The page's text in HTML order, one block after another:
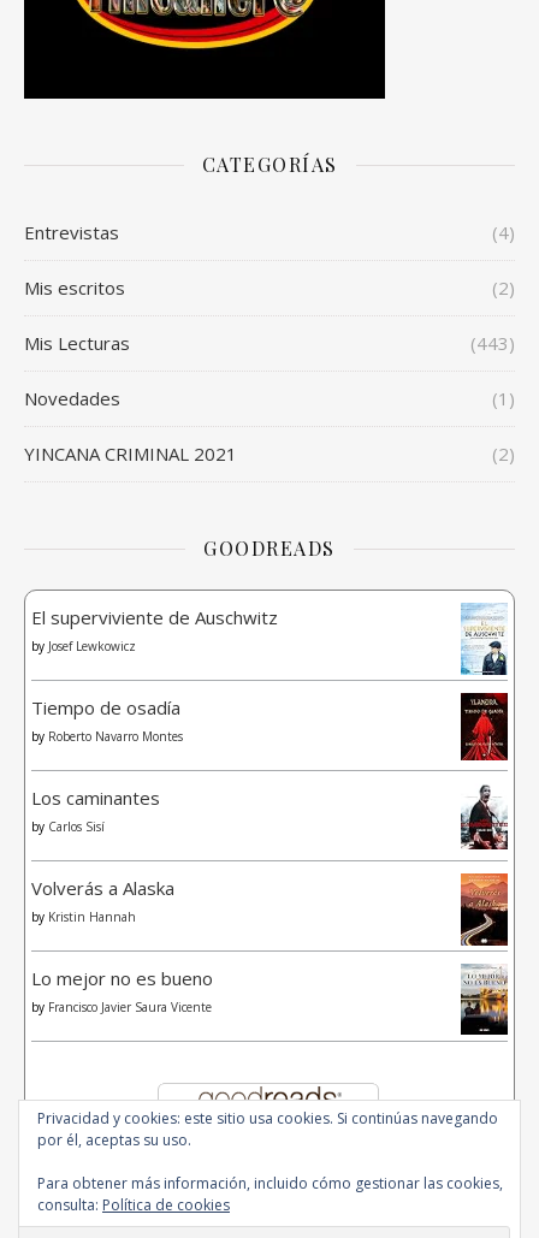
CATEGORÍAS
Entrevistas (4)
Mis escritos (2)
Mis Lecturas (443)
Novedades (1)
YINCANA CRIMINAL 2021 (2)
GOODREADS
El superviviente de Auschwitz
by Josef Lewkowicz
Tiempo de osadía
by Roberto Navarro Montes
Los caminantes
by Carlos Sisí
Volverás a Alaska
by Kristin Hannah
Lo mejor no es bueno
by Francisco Javier Saura Vicente
© 2020 - All Rights Reserved.
Privacidad y cookies: este sitio usa cookies. Si continúas navegando
por él, aceptas su uso.
Para obtener más información, incluido cómo gestionar las cookies,
consulta: Política de cookies